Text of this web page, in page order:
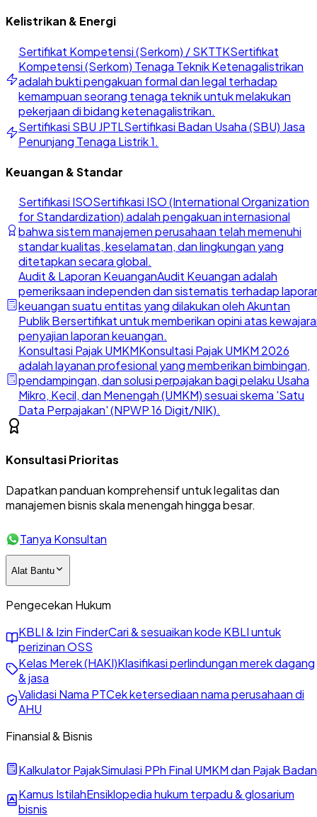
Kelistrikan & Energi
Sertifikat Kompetensi (Serkom) / SKTTKSertifikat
Kompetensi (Serkom) Tenaga Teknik Ketenagalistrikan
adalah bukti pengakuan formal dan legal terhadap
kemampuan seorang tenaga teknik untuk melakukan
pekerjaan di bidang ketenagalistrikan.
Sertifikasi SBU JPTLSertifikasi Badan Usaha (SBU) Jasa
Penunjang Tenaga Listrik 1.
Keuangan & Standar
Sertifikasi ISOSertifikasi ISO (International Organization
for Standardization) adalah pengakuan internasional
bahwa sistem manajemen perusahaan telah memenuhi
standar kualitas, keselamatan, dan lingkungan yang
ditetapkan secara global.
Audit & Laporan KeuanganAudit Keuangan adalah
pemeriksaan independen dan sistematis terhadap
keuangan suatu entitas yang dilakukan oleh Akuntan
Publik Bersertifikat untuk memberikan opini atas
penyajian laporan keuangan.
Konsultasi Pajak UMKMKonsultasi Pajak UMKM 2026
adalah layanan profesional yang memberikan bimbingan,
pendampingan, dan solusi perpajakan bagi pelaku Usaha
Mikro, Kecil, dan Menengah (UMKM) sesuai skema 'Satu
Data Perpajakan' (NPWP 16 Digit/NIK).
Konsultasi Prioritas
Dapatkan panduan komprehensif untuk legalitas dan
manajemen bisnis skala menengah hingga besar.
Tanya Konsultan
Alat Bantu
Pengecekan Hukum
KBLI & Izin FinderCari & sesuaikan kode KBLI untuk
perizinan OSS
Kelas Merek (HAKI)Klasifikasi perlindungan merek dagang
& jasa
Validasi Nama PTCek ketersediaan nama perusahaan di
AHU
Finansial & Bisnis
Kalkulator PajakSimulasi PPh Final UMKM dan Pajak Badan
Kamus IstilahEnsiklopedia hukum terpadu & glosarium
bisnis